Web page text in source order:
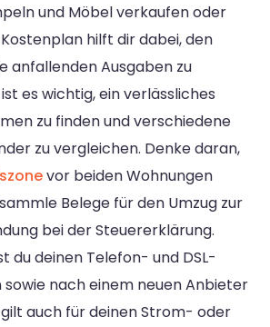
und Möbel verkaufen oder
hilft dir dabei, den
anfallenden Ausgaben zu
es wichtig, ein verlässliches
zu finden und verschiedene
zu vergleichen. Denke daran,
vor beiden Wohnungen
Belege für den Umzug zur
bei der Steuererklärung.
du deinen Telefon- und DSL-
nach einem neuen Anbieter
auch für deinen Strom- oder